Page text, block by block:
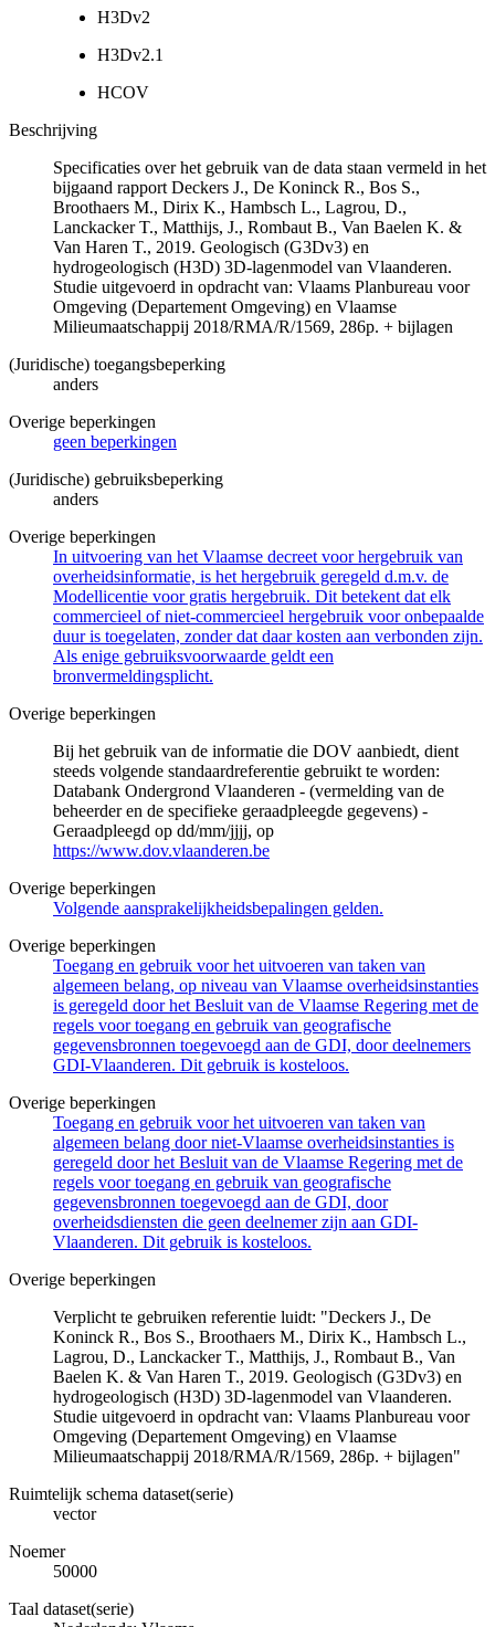
H3Dv2
H3Dv2.1
HCOV
Beschrijving
Specificaties over het gebruik van de data staan vermeld in het
bijgaand rapport Deckers J., De Koninck R., Bos S.,
Broothaers M., Dirix K., Hambsch L., Lagrou, D.,
Lanckacker T., Matthijs, J., Rombaut B., Van Baelen K. &
Van Haren T., 2019. Geologisch (G3Dv3) en
hydrogeologisch (H3D) 3D-lagenmodel van Vlaanderen.
Studie uitgevoerd in opdracht van: Vlaams Planbureau voor
Omgeving (Departement Omgeving) en Vlaamse
Milieumaatschappij 2018/RMA/R/1569, 286p. + bijlagen
(Juridische) toegangsbeperking
anders
Overige beperkingen
geen beperkingen
(Juridische) gebruiksbeperking
anders
Overige beperkingen
In uitvoering van het Vlaamse decreet voor hergebruik van
overheidsinformatie, is het hergebruik geregeld d.m.v. de
Modellicentie voor gratis hergebruik. Dit betekent dat elk
commercieel of niet-commercieel hergebruik voor onbepaalde
duur is toegelaten, zonder dat daar kosten aan verbonden zijn.
Als enige gebruiksvoorwaarde geldt een
bronvermeldingsplicht.
Overige beperkingen
Bij het gebruik van de informatie die DOV aanbiedt, dient
steeds volgende standaardreferentie gebruikt te worden:
Databank Ondergrond Vlaanderen - (vermelding van de
beheerder en de specifieke geraadpleegde gegevens) -
Geraadpleegd op dd/mm/jjjj, op
https://www.dov.vlaanderen.be
Overige beperkingen
Volgende aansprakelijkheidsbepalingen gelden.
Overige beperkingen
Toegang en gebruik voor het uitvoeren van taken van
algemeen belang, op niveau van Vlaamse overheidsinstanties
is geregeld door het Besluit van de Vlaamse Regering met de
regels voor toegang en gebruik van geografische
gegevensbronnen toegevoegd aan de GDI, door deelnemers
GDI-Vlaanderen. Dit gebruik is kosteloos.
Overige beperkingen
Toegang en gebruik voor het uitvoeren van taken van
algemeen belang door niet-Vlaamse overheidsinstanties is
geregeld door het Besluit van de Vlaamse Regering met de
regels voor toegang en gebruik van geografische
gegevensbronnen toegevoegd aan de GDI, door
overheidsdiensten die geen deelnemer zijn aan GDI-
Vlaanderen. Dit gebruik is kosteloos.
Overige beperkingen
Verplicht te gebruiken referentie luidt: "Deckers J., De
Koninck R., Bos S., Broothaers M., Dirix K., Hambsch L.,
Lagrou, D., Lanckacker T., Matthijs, J., Rombaut B., Van
Baelen K. & Van Haren T., 2019. Geologisch (G3Dv3) en
hydrogeologisch (H3D) 3D-lagenmodel van Vlaanderen.
Studie uitgevoerd in opdracht van: Vlaams Planbureau voor
Omgeving (Departement Omgeving) en Vlaamse
Milieumaatschappij 2018/RMA/R/1569, 286p. + bijlagen"
Ruimtelijk schema dataset(serie)
vector
Noemer
50000
Taal dataset(serie)